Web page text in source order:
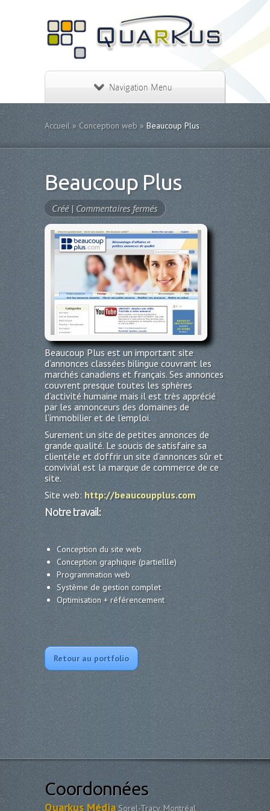
Navigation Menu
Accueil » Conception web »Beaucoup Plus
Beaucoup Plus
Créé | Commentaires ferméssur
Beaucoup
Plus
Beaucoup Plus est un important site
d’annonces classées bilingue couvrant les
marchés canadiens et français. Ses annonces
couvrent presque toutes les sphères
d’activité humaine mais il est très apprécié
par les annonceurs des domaines de
l’immobilier et de l’emploi.
Surement un site de petites annonces de
grande qualité. Le soucis de satisfaire sa
clientèle et d’offrir un site d’annonces sûr et
convivial est la marque de commerce de ce
site.
Site web: http://beaucoupplus.com
Notre travail:
Conception du site web
Conception graphique (partiellle)
Programmation web
Système de gestion complet
Optimisation + référencement
Retour au portfolio
Coordonnées
Quarkus MédiaSorel-Tracy, Montréal